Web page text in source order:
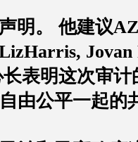
明。
他建议AZ
Jovan
表明这次审
由公平一起的